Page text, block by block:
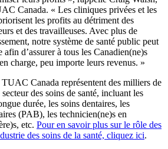
Canada. « Les cliniques privées et les
les profits au détriment des
et des travailleuses. Avec plus de
notre système de santé public peut
d’assurer à tous les Canadien(ne)s
charge, peu importe leurs revenus. »
TUAC Canada représentent des milliers de
des soins de santé, incluant les
durée, les soins dentaires, les
(PAB), les technicien(ne)s en
etc. Pour en savoir plus sur le rôle des
des soins de la santé, cliquez ici.